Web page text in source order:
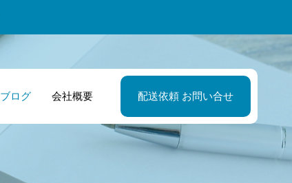
ブログ 会社概要 配送依頼 お問い合せ